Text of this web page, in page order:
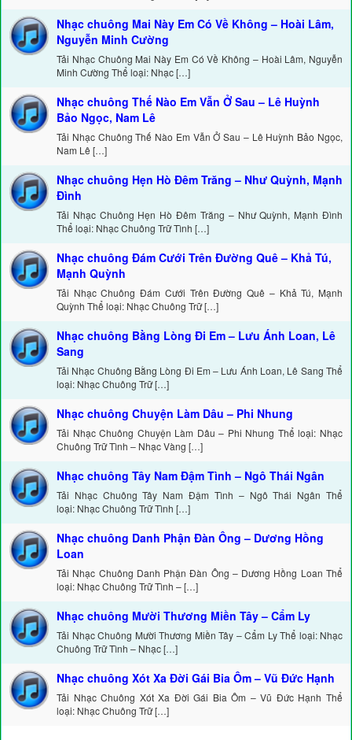
Nhạc chuông Mai Này Em Có Về Không – Hoài Lâm,
Nguyễn Minh Cường
Tải Nhạc Chuông Mai Này Em Có Về Không – Hoài Lâm, Nguyễn
Minh Cường Thể loại: Nhạc […]
Nhạc chuông Thế Nào Em Vẫn Ở Sau – Lê Huỳnh
Bảo Ngọc, Nam Lê
Tải Nhạc Chuông Thế Nào Em Vẫn Ở Sau – Lê Huỳnh Bảo Ngọc,
Nam Lê […]
Nhạc chuông Hẹn Hò Đêm Trăng – Như Quỳnh, Mạnh
Đình
Tải Nhạc Chuông Hẹn Hò Đêm Trăng – Như Quỳnh, Mạnh Đình
Thể loại: Nhạc Chuông Trữ Tình […]
Nhạc chuông Đám Cưới Trên Đường Quê – Khả Tú,
Mạnh Quỳnh
Tải Nhạc Chuông Đám Cưới Trên Đường Quê – Khả Tú, Mạnh
Quỳnh Thể loại: Nhạc Chuông Trữ […]
Nhạc chuông Bằng Lòng Đi Em – Lưu Ánh Loan, Lê
Sang
Tải Nhạc Chuông Bằng Lòng Đi Em – Lưu Ánh Loan, Lê Sang Thể
loại: Nhạc Chuông Trữ […]
Nhạc chuông Chuyện Làm Dâu – Phi Nhung
Tải Nhạc Chuông Chuyện Làm Dâu – Phi Nhung Thể loại: Nhạc
Chuông Trữ Tình – Nhạc Vàng […]
Nhạc chuông Tây Nam Đậm Tình – Ngô Thái Ngân
Tải Nhạc Chuông Tây Nam Đậm Tình – Ngô Thái Ngân Thể
loại: Nhạc Chuông Trữ Tình […]
Nhạc chuông Danh Phận Đàn Ông – Dương Hồng
Loan
Tải Nhạc Chuông Danh Phận Đàn Ông – Dương Hồng Loan Thể
loại: Nhạc Chuông Trữ Tình – […]
Nhạc chuông Mười Thương Miền Tây – Cẩm Ly
Tải Nhạc Chuông Mười Thương Miền Tây – Cẩm Ly Thể loại: Nhạc
Chuông Trữ Tình – Nhạc […]
Nhạc chuông Xót Xa Đời Gái Bia Ôm – Vũ Đức Hạnh
Tải Nhạc Chuông Xót Xa Đời Gái Bia Ôm – Vũ Đức Hạnh Thể
loại: Nhạc Chuông Trữ […]